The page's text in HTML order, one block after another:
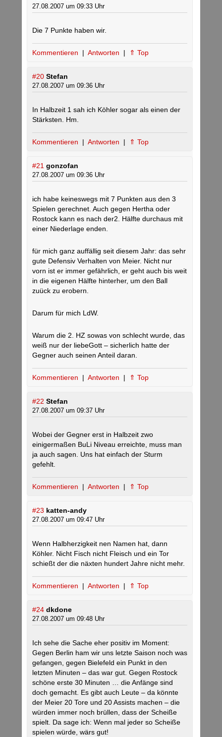
27.08.2007 um 09:33 Uhr
Die 7 Punkte haben wir.
Kommentieren | Antworten | ⇑ Top
#20 Stefan
27.08.2007 um 09:36 Uhr
In Halbzeit 1 sah ich Köhler sogar als einen der
Stärksten. Hm.
Kommentieren | Antworten | ⇑ Top
#21 gonzofan
27.08.2007 um 09:36 Uhr
ich habe keineswegs mit 7 Punkten aus den 3
Spielen gerechnet. Auch gegen Hertha oder
Rostock kann es nach der2. Hälfte durchaus mit
einer Niederlage enden.
für mich ganz auffällig seit diesem Jahr: das sehr
gute Defensiv Verhalten von Meier. Nicht nur
vorn ist er immer gefährlich, er geht auch bis weit
in die eigenen Hälfte hinterher, um den Ball
zuück zu erobern.
Darum für mich LdW.
Warum die 2. HZ sowas von schlecht wurde, das
weiß nur der liebeGott – sicherlich hatte der
Gegner auch seinen Anteil daran.
Kommentieren | Antworten | ⇑ Top
#22 Stefan
27.08.2007 um 09:37 Uhr
Wobei der Gegner erst in Halbzeit zwo
einigermaßen BuLi Niveau erreichte, muss man
ja auch sagen. Uns hat einfach der Sturm
gefehlt.
Kommentieren | Antworten | ⇑ Top
#23 katten-andy
27.08.2007 um 09:47 Uhr
Wenn Halbherzigkeit nen Namen hat, dann
Köhler. Nicht Fisch nicht Fleisch und ein Tor
schießt der die näxten hundert Jahre nicht mehr.
Kommentieren | Antworten | ⇑ Top
#24 dkdone
27.08.2007 um 09:48 Uhr
Ich sehe die Sache eher positiv im Moment:
Gegen Berlin ham wir uns letzte Saison noch was
gefangen, gegen Bielefeld ein Punkt in den
letzten Minuten – das war gut. Gegen Rostock
schöne erste 30 Minuten … die Anfänge sind
doch gemacht. Es gibt auch Leute – da könnte
der Meier 20 Tore und 20 Assists machen – die
würden immer noch brüllen, dass der Scheiße
spielt. Da sage ich: Wenn mal jeder so Scheiße
spielen würde, wärs gut!